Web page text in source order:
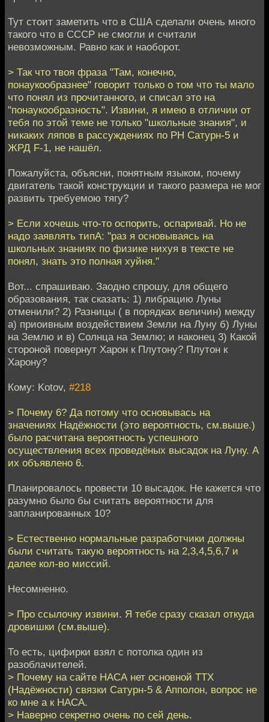
Тут стоит заметить что в США сделали очень много
такого что в СССР не смогли и считали
невозможным. Равно как и наоборот.
> Так что твоя фраза "Там, конечно,
понаукообразнее" говорит только о том что ты мало
что понял из прочитанного, и списал это на
"понаукообразность". Извини, я имею в отличии от
тебя по этой теме не только "школьные знания", и
никаких ляпов в рассуждениях по РН Сатурн-5 и
ЖРД F-1, не нашёл.
Пожалуйста, объясни, понятным языком, почему
двигатель такой конструкции и такого размера не мог
развить требуемою тягу?
> Если хочешь что-то оспорить, оспаривай. Но не
надо заявлять типА: "раз я основываясь на
школьных знаниях по физике нихуя в тексте не
понял, знать это полная хуйня."
Вот... спрашиваю. Заодно спрошу, для общего
образования, так сказать: 1) либрацию Луны
отменили? 2) Разницы ( в порядках величин) между
а) приоивным воздействием Земли на Луну б) Луны
на Землю и в) Солнца на Землю; и наконец 3) Какой
стороной повернут Харон к Плутону? Плутон к
Харону?
Кому: Kotov, #218
> Почему 6? Да потому что основывась на
значениях Надёжности (это вероятность, см.выше.)
было расчитана вероятность успешного
осуществления всех проведёных высадок на Луну. А
их объявлено 6.
Планировалось провести 10 высадок. Не кажется что
разумно было бы считать вероятности для
запланированных 10?
> Естественно нормальные разработчики должны
были считать такую вероятность на 2,3,4,5,6,7 и
далее кол-во миссий.
Несомненно.
> Про ссылочку извини. Я тебе сразу сказал откуда
дровишки (см.выше).
То есть, цифирки взял с потолка один из
разоблачителей.
> Почему на сайте НАСА нет основной ТТХ
(Надёжности) связки Сатурн-5 & Апполон, вопрос не
ко мне а к НАСА.
> Наверно секретно очень по сей день.